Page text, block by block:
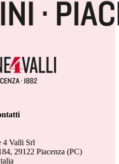
4 Valli Srl
29122 Piacenza (PC)